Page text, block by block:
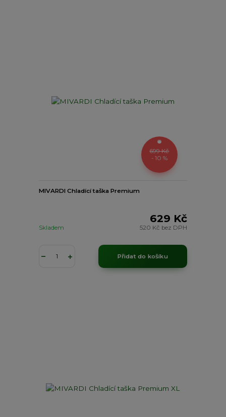
699 Kč
- 10 %
MIVARDI Chladící taška Premium
629 Kč
520 Kč bez DPH
Skladem
Přidat do košíku